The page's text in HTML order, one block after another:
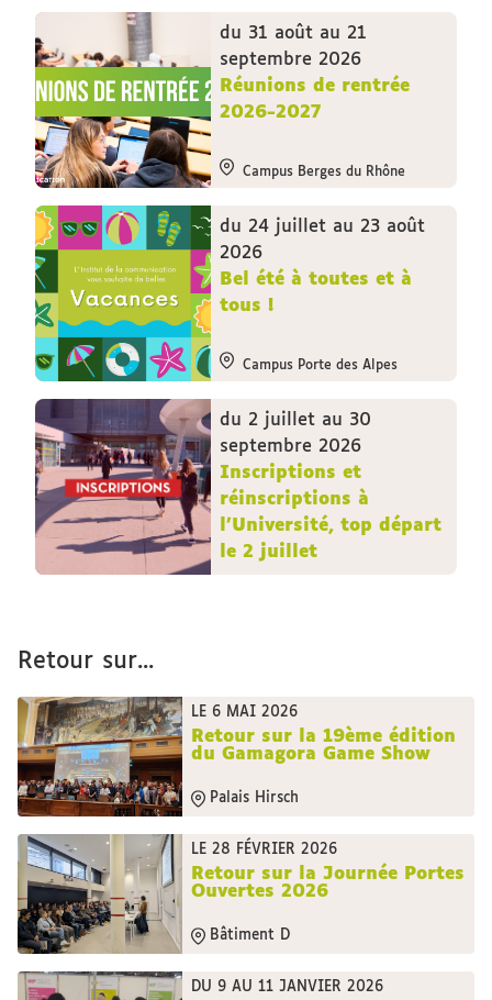
du 31 août au 21
septembre 2026
Réunions de rentrée
2026-2027
Campus Berges du Rhône
du 24 juillet au 23 août
2026
Bel été à toutes et à
tous !
Campus Porte des Alpes
du 2 juillet au 30
septembre 2026
Inscriptions et
réinscriptions à
l'Université, top départ
le 2 juillet
Retour sur...
LE 6 MAI 2026
Retour sur la 19ème édition
du Gamagora Game Show
Palais Hirsch
LE 28 FÉVRIER 2026
Retour sur la Journée Portes
Ouvertes 2026
Bâtiment D
DU 9 AU 11 JANVIER 2026